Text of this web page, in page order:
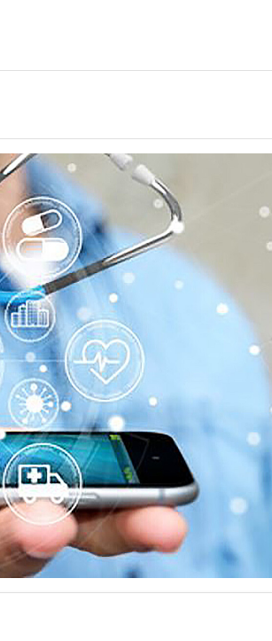
Cultura e società digitali